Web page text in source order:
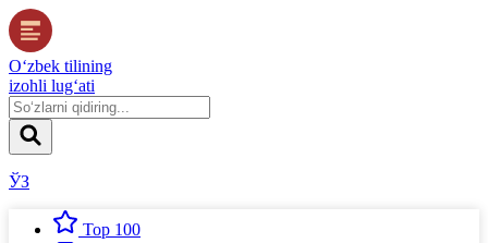
O‘zbek tilining
izohli lug‘ati
ЎЗ
Top 100